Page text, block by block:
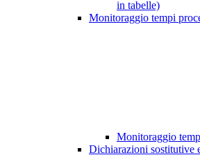
in tabelle)
Monitoraggio tempi
Monitoraggio
Dichiarazioni sostitutive